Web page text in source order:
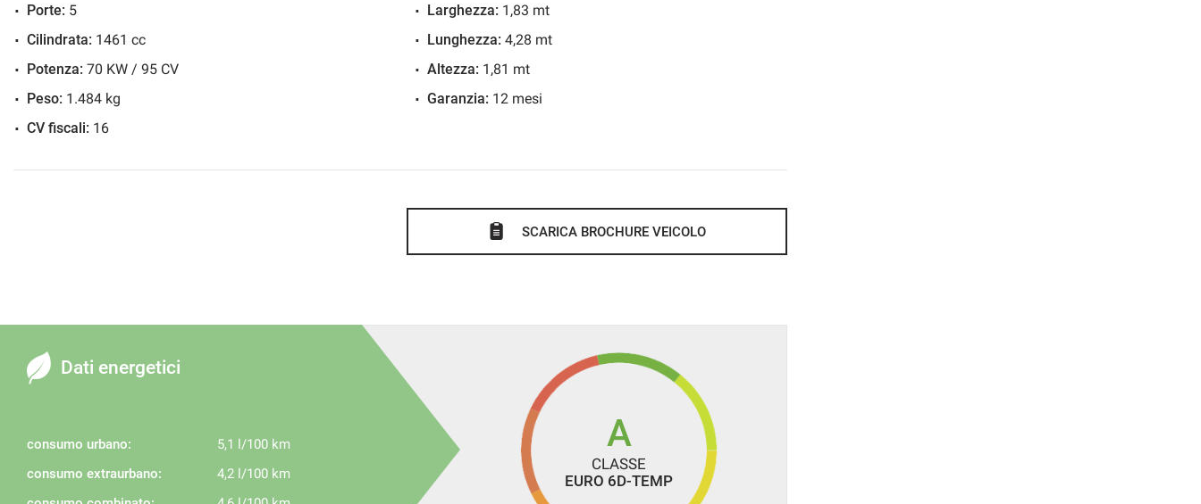
Porte: 5
Cilindrata: 1461 cc
Potenza: 70 KW / 95 CV
Peso: 1.484 kg
CV fiscali: 16
Larghezza: 1,83 mt
Lunghezza: 4,28 mt
Altezza: 1,81 mt
Garanzia: 12 mesi
SCARICA BROCHURE VEICOLO
Dati energetici
consumo urbano:
5,1 l/100 km
consumo extraurbano:
4,2 l/100 km
A
CLASSE
EURO 6D-TEMP